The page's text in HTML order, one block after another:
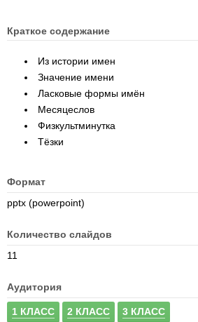
Краткое содержание
Из истории имен
Значение имени
Ласковые формы имён
Месяцеслов
Физкультминутка
Тёзки
Формат
pptx (powerpoint)
Количество слайдов
11
Аудитория
1 КЛАСС 2 КЛАСС 3 КЛАСС